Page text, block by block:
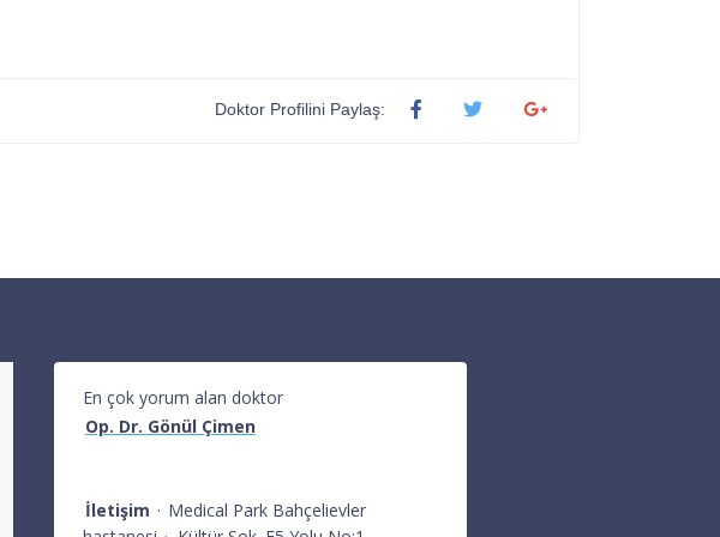
Doktor Profilini Paylaş:
En çok yorum alan doktor
Op. Dr. Gönül Çimen
İletişim · Medical Park Bahçelievler